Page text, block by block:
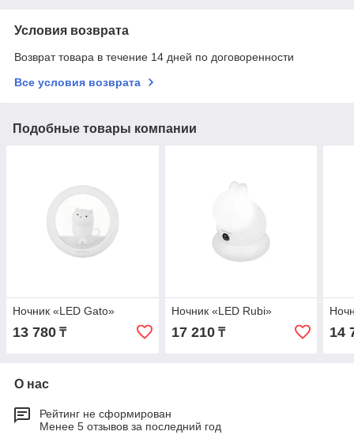
Условия возврата
Возврат товара в течение 14 дней по договоренности
Все условия возврата
Подобные товары компании
Ночник «LED Gato»
13 780 ₸
Ночник «LED Rubi»
17 210₸ 14
О нас
Рейтинг не сформирован
Менее 5 отзывов за последний год